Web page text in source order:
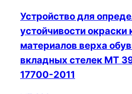
Устройство для
устойчивости окраски
материалов верха
вкладных стелек МТ
17700-2011